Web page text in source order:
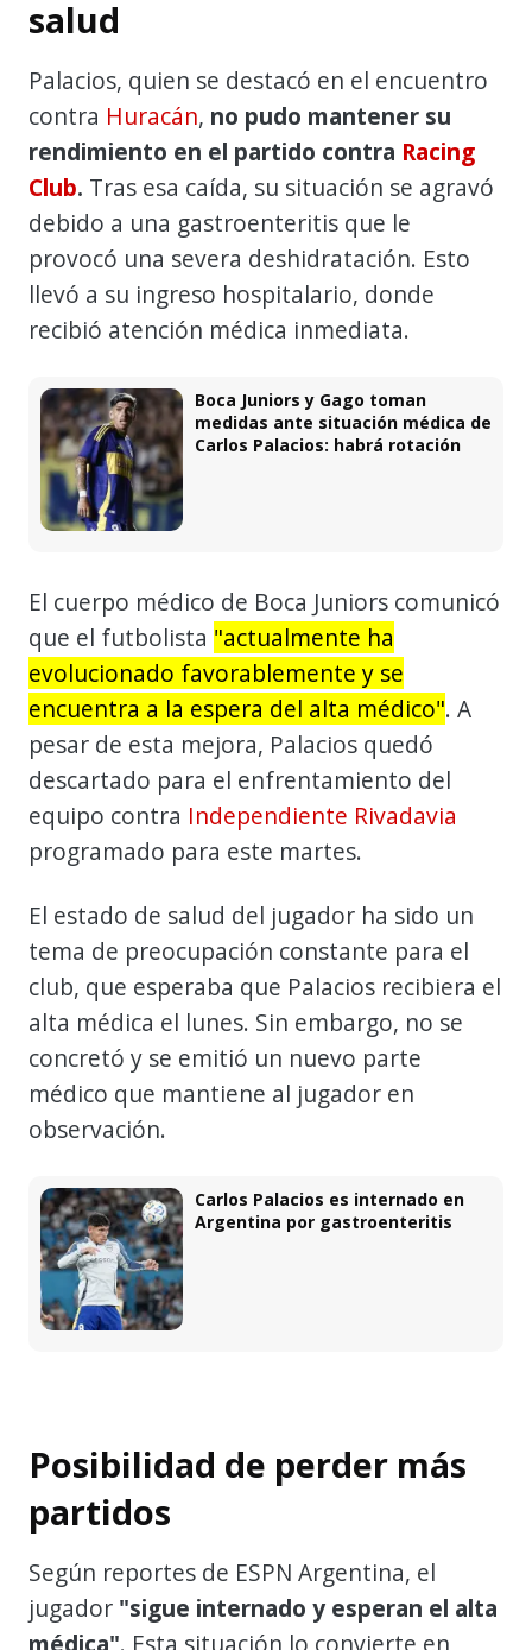
salud
Palacios, quien se destacó en el encuentro
contra Huracán, no pudo mantener su
rendimiento en el partido contra Racing
Club. Tras esa caída, su situación se agravó
debido a una gastroenteritis que le
provocó una severa deshidratación. Esto
llevó a su ingreso hospitalario, donde
recibió atención médica inmediata.
Boca Juniors y Gago toman
medidas ante situación médica de
Carlos Palacios: habrá rotación
El cuerpo médico de Boca Juniors comunicó
que el futbolista "actualmente ha
evolucionado favorablemente y se
encuentra a la espera del alta médico". A
pesar de esta mejora, Palacios quedó
descartado para el enfrentamiento del
equipo contra Independiente Rivadavia
programado para este martes.
El estado de salud del jugador ha sido un
tema de preocupación constante para el
club, que esperaba que Palacios recibiera el
alta médica el lunes. Sin embargo, no se
concretó y se emitió un nuevo parte
médico que mantiene al jugador en
observación.
Carlos Palacios es internado en
Argentina por gastroenteritis
Posibilidad de perder más
partidos
Según reportes de ESPN Argentina, el
jugador "sigue internado y esperan el alta
médica". Esta situación lo convierte en